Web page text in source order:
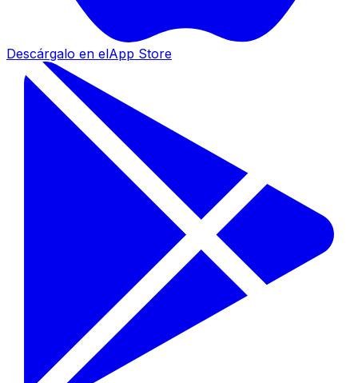
Descárgalo en elApp Store